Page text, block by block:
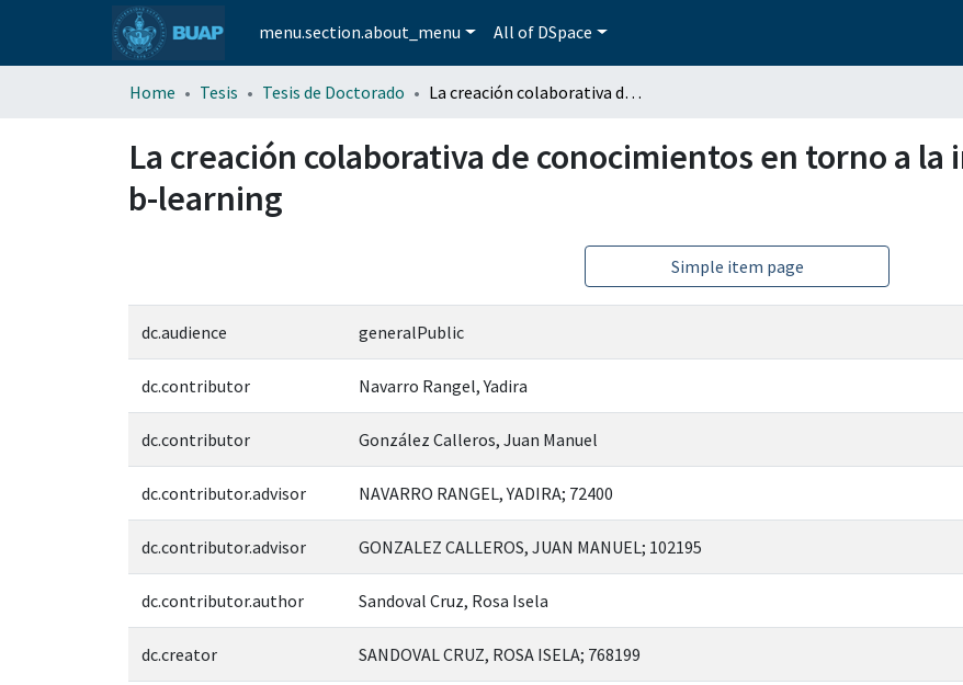
menu.section.about_menu All of DSpace
Home Tesis Tesis de Doctorado La creación colaborativa de conocimientos en torno a la interlengua en modalidad b-learning
La creación colaborativa de conocimientos en torno a
b-learning
Simple item page
dc.audience generalPublic
dc.contributor Navarro Rangel, Yadira
dc.contributor González Calleros, Juan Manuel
dc.contributor.advisor NAVARRO RANGEL, YADIRA; 72400
dc.contributor.advisor GONZALEZ CALLEROS, JUAN MANUEL; 102195
dc.contributor.author Sandoval Cruz, Rosa Isela
dc.creator SANDOVAL CRUZ, ROSA ISELA; 768199